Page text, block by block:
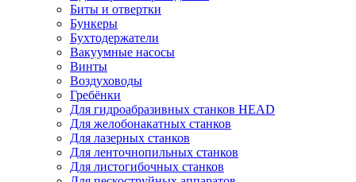
Биты и отвертки
Бункеры
Бухтодержатели
Вакуумные насосы
Винты
Воздуховоды
Гребёнки
Для гидроабразивных станков HEAD
Для желобонакатных станков
Для лазерных станков
Для ленточнопильных станков
Для листогибочных станков